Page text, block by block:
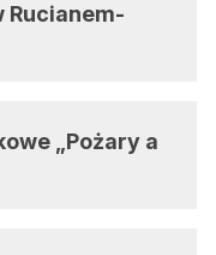
Rucianem-
„Pożary a